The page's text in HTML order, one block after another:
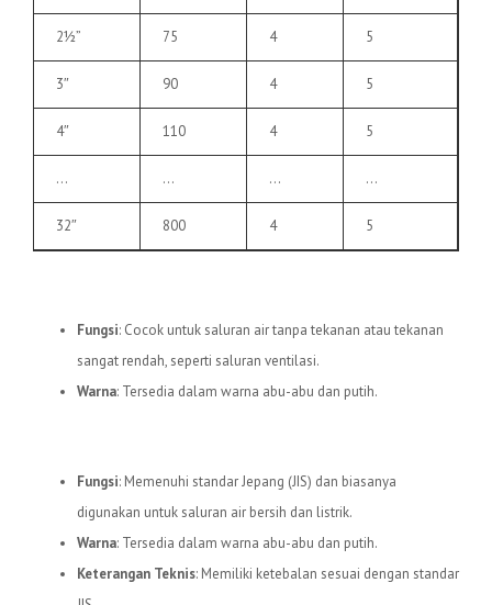
2½” 75 4 5
3″ 90 4 5
4″ 110 4 5
… … … …
32″ 800 4 5
Fungsi: Cocok untuk saluran air tanpa tekanan atau tekanan
sangat rendah, seperti saluran ventilasi.
Warna: Tersedia dalam warna abu-abu dan putih.
Fungsi: Memenuhi standar Jepang (JIS) dan biasanya
digunakan untuk saluran air bersih dan listrik.
Warna: Tersedia dalam warna abu-abu dan putih.
Keterangan Teknis: Memiliki ketebalan sesuai dengan standar